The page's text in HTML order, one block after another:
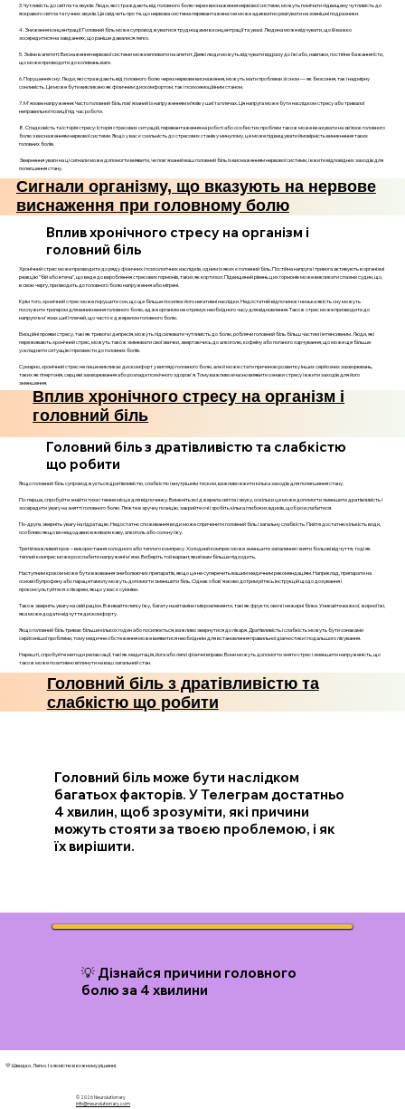
3. Чутливість до світла та звуків: Люди, які страждають від головного болю через виснаження нервової системи, можуть помічати підвищену чутливість до
яскравого світла та гучних звуків. Це свідчить про те, що нервова система перевантажена і не може адекватно реагувати на зовнішні подразники.
4. Зниження концентрації: Головний біль може супроводжуватися труднощами в концентрації та увазі. Людина може відчувати, що їй важко
зосередитися на завданнях, що раніше давалися легко.
5. Зміни в апетиті: Виснаження нервової системи може впливати на апетит. Деякі люди можуть відчувати відразу до їжі або, навпаки, постійне бажання їсти,
що може призводити до коливань ваги.
6. Порушення сну: Люди, які страждають від головного болю через нервове виснаження, можуть мати проблеми зі сном — як безсоння, так і надмірну
сонливість. Це може бути викликано як фізичним дискомфортом, так і психоемоційним станом.
7. М'язове напруження: Часто головний біль пов'язаний із напруженням м’язів у шиї та плечах. Ця напруга може бути наслідком стресу або тривалої
неправильної позиції під час роботи.
8. Спадковість та історія стресу: Історія стресових ситуацій, перевантаження на роботі або особистих проблем також може вказувати на зв’язок головного
болю з виснаженням нервової системи. Якщо у вас є схильність до стресових станів у минулому, це може підвищувати ймовірність виникнення таких
головних болів.
Звернення уваги на ці сигнали може допомогти виявити, чи пов'язаний ваш головний біль із виснаженням нервової системи, і вжити відповідних заходів для
полегшення стану.
Сигнали організму, що вказують на нервове
виснаження при головному болю
Вплив хронічного стресу на організм і
головний біль
Хронічний стрес може призводити до ряду фізичних і психологічних наслідків, одним із яких є головний біль. Постійна напруга і тривога активують в організмі
реакцію "бій або втеча", що веде до вироблення стресових гормонів, таких як кортизол. Підвищений рівень цих гормонів може викликати спазми судин, що,
в свою чергу, призводить до головного болю напруження або мігрені.
Крім того, хронічний стрес може порушити сон, що ще більше посилює його негативні наслідки. Недостатній відпочинок і низька якість сну можуть
послужити тригером для виникнення головного болю, адже організм не отримує необхідного часу для відновлення. Також стрес може призводити до
напруги в м'язах шиї і плечей, що часто є джерелом головного болю.
Емоційні прояви стресу, такі як тривога і депресія, можуть підсилювати чутливість до болю, роблячи головний біль більш частим і інтенсивним. Люди, які
переживають хронічний стрес, можуть також змінювати свої звички, звертаючись до алкоголю, кофеїну або поганого харчування, що може ще більше
ускладнити ситуацію і призвести до головних болів.
Сумарно, хронічний стрес не лише викликає дискомфорт у вигляді головного болю, але й може стати причиною розвитку інших серйозних захворювань,
таких як гіпертонія, серцеві захворювання або розлади психічного здоров'я. Тому важливо вчасно виявити ознаки стресу і вжити заходів для його
зменшення.
Вплив хронічного стресу на організм і
головний біль
Головний біль з дратівливістю та слабкістю
що робити
Якщо головний біль супроводжується дратівливістю, слабкістю і внутрішнім тиском, важливо вжити кілька заходів для полегшення стану.
По-перше, спробуйте знайти тихе і темне місце для відпочинку. Вимкніть всі джерела світла і звуку, оскільки це може допомогти зменшити дратівливість і
зосередити увагу на знятті головного болю. Ляжте в зручну позицію, закрийте очі і зробіть кілька глибоких вдихів, щоб розслабитися.
По-друге, зверніть увагу на гідратацію. Недостатнє споживання води може спричинити головний біль і загальну слабкість. Пийте достатню кількість води,
особливо якщо ви нещодавно вживали каву, алкоголь або солону їжу.
Третій важливий крок – використання холодного або теплого компресу. Холодний компрес може зменшити запалення і зняти больові відчуття, тоді як
теплий компрес може розслабити напружені м'язи. Виберіть той варіант, який вам більше підходить.
Наступним кроком може бути вживання знеболюючих препаратів, якщо це не суперечить вашим медичним рекомендаціям. Наприклад, препарати на
основі ібупрофену або парацетамолу можуть допомогти зменшити біль. Однак обов'язково дотримуйтесь інструкцій щодо дозування і
проконсультуйтеся з лікарем, якщо у вас є сумніви.
Також зверніть увагу на свій раціон. Вживайте легку їжу, багату на вітаміни і мікроелементи, такі як фрукти, овочі і нежирні білки. Уникайте важкої, жирної їжі,
яка може додати відчуття дискомфорту.
Якщо головний біль триває більше кількох годин або посилюється, важливо звернутися до лікаря. Дратівливість і слабкість можуть бути ознаками
серйознішої проблеми, тому медичне обстеження може виявитися необхідним для встановлення правильної діагностики і подальшого лікування.
Нарешті, спробуйте методи релаксації, такі як медитація, йога або легкі фізичні вправи. Вони можуть допомогти зняти стрес і зменшити напруженість, що
також може позитивно вплинути на ваш загальний стан.
Головний біль з дратівливістю та
слабкістю що робити
Головний біль може бути наслідком
багатьох факторів. У Телеграм достатньо
4 хвилин, щоб зрозуміти, які причини
можуть стояти за твоєю проблемою, і як
їх вирішити.
💡 Дізнайся причини головного
болю за 4 хвилини
💛 Швидко. Легко. І з ясністю в кожному рішенні.
© 2026 Neurolutionary
info@neurolutionary.com